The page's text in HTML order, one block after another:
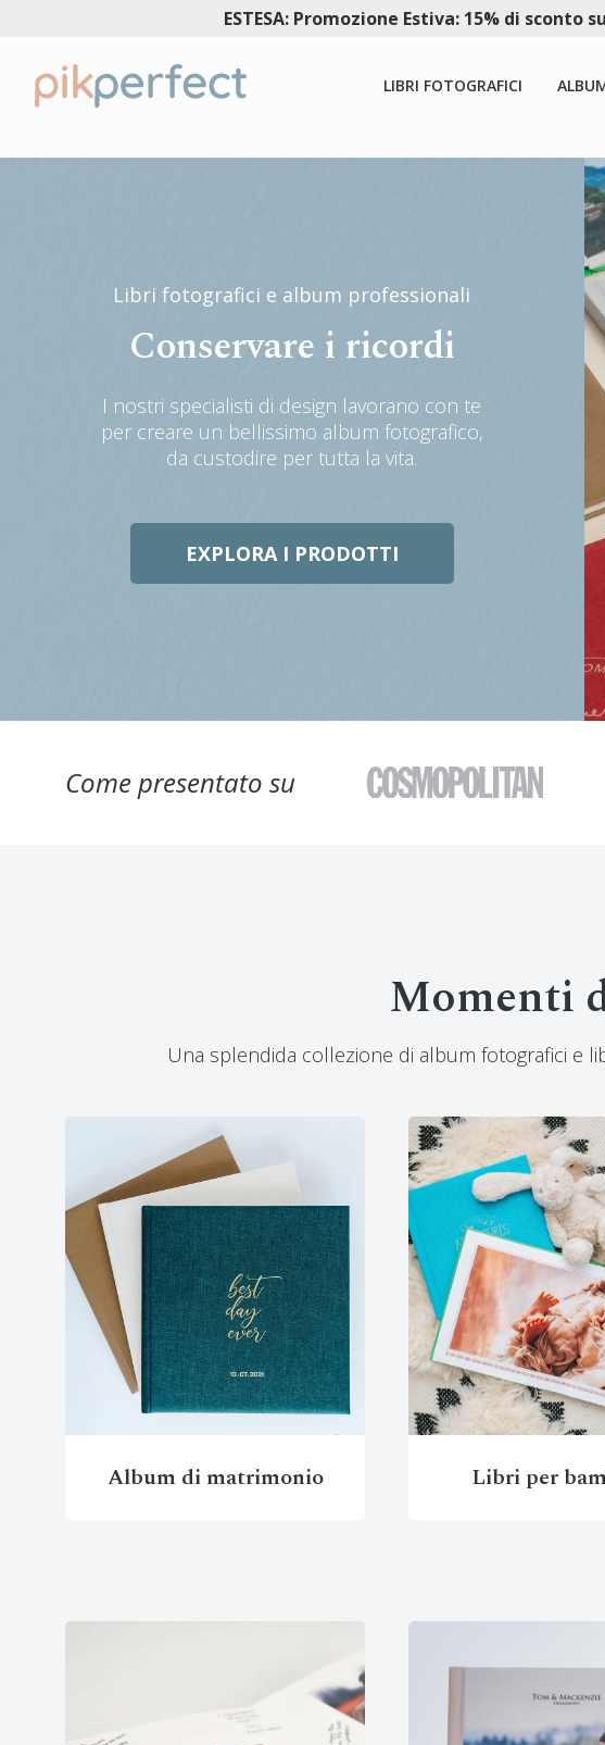
ESTESA: Promozione Estiva: 15% di
LIBRI FOTOGRAFICI
Libri fotografici e album professionali
Conservare i ricordi
I nostri specialisti di design lavorano con te
per creare un bellissimo album fotografico,
da custodire per tutta la vita.
EXPLORA I PRODOTTI
Come presentato su
Momenti
Una splendida collezione di album fotografici e
Album di matrimonio Libri per